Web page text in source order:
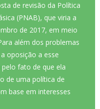
de revisão da Política
(PNAB), que viria a
de 2017, em meio
além dos problemas
oposição a esse
fato de que ela
de uma política de
base em interesses